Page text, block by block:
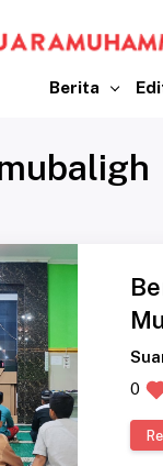
Berita
0